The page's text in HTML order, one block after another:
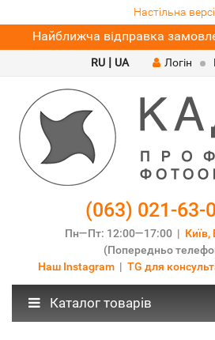
Настільна
Найближча відправка
RU | UA Логін
(063) 021-63-
Пн—Пт: 12:00—17:00 |
(Попередньо
Наш Instagram| TG для
Каталог товарів